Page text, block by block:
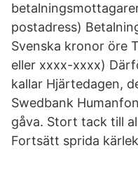
postadress)
Svenska kronor öre
eller xxxx-xxxx)
kallar Hjärtedagen,
Swedbank
gåva. Stort tack till
Fortsätt sprida